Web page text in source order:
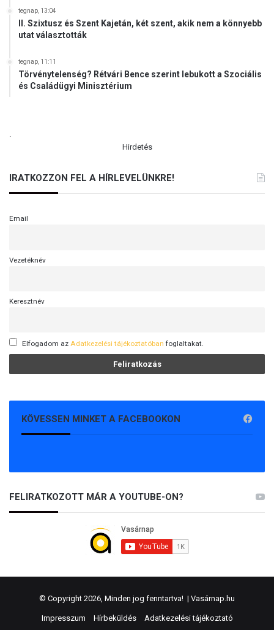
tegnap, 13:04
II. Szixtusz és Szent Kajetán, két szent, akik nem a könnyebb
utat választották
tegnap, 11:11
Törvénytelenség? Rétvári Bence szerint lebukott a Szociális
és Családügyi Minisztérium
.
Hirdetés
IRATKOZZON FEL A HÍRLEVELÜNKRE!
Email
Vezetéknév
Keresztnév
Elfogadom az Adatkezelési tájékoztatóban foglaltakat.
KÖVESSEN MINKET A FACEBOOKON
FELIRATKOZOTT MÁR A YOUTUBE-ON?
© Copyright 2026, Minden jog fenntartva! | Vasárnap.hu
Impresszum Hírbeküldés Adatkezelési tájékoztató